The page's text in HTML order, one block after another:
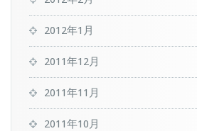
2012年1月
2011年12月
2011年11月
2011年10月